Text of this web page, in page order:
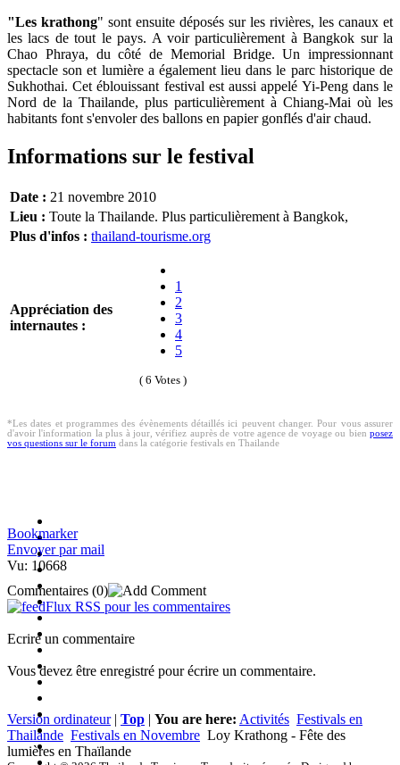
"Les krathong" sont ensuite déposés sur les rivières, les canaux et
les lacs de tout le pays. A voir particulièrement à Bangkok sur la
Chao Phraya, du côté de Memorial Bridge. Un impressionnant
spectacle son et lumière a également lieu dans le parc historique de
Sukhothai. Cet éblouissant festival est aussi appelé Yi-Pengdans le
Nord de la Thailande, plus particulièrement à Chiang-Mai où les
habitants font s'envoler des ballons en papier gonflés d'air chaud.
Informations sur le festival
Date : 21 novembre 2010
Lieu : Toute la Thailande. Plus particulièrement à Bangkok,
Plus d'infos : thailand-tourisme.org
Appréciation des
internautes :
1
2
3
4
5
( 6 Votes )
*Les dates et programmes des évènements détaillés ici peuvent changer. Pour vous assurer
d'avoir l'information la plus à jour, vérifiez auprès de votre agence de voyage ou bien posez
vos questions sur le forum dans la catégorie festivals en Thailande
Bookmarker
Envoyer par mail
Vu: 10668
Commentaires (0)
Flux RSS pour les commentaires
Ecrire un commentaire
Vous devez être enregistré pour écrire un commentaire.
Version ordinateur| Top | You are here: Activités Festivals en
Thailande Festivals en Novembre Loy Krathong - Fête des
lumières en Thaïlande